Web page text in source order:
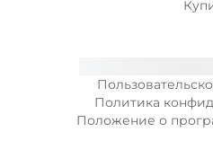
Политика
Положение о